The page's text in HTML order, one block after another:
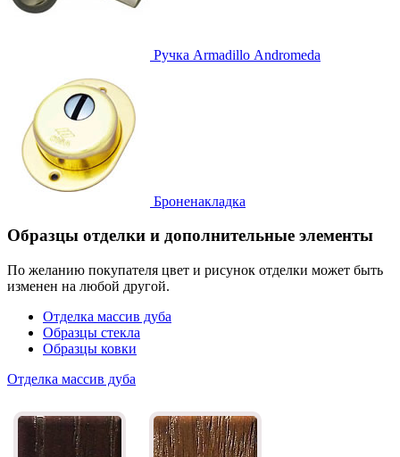
Ручка Armadillo Аndromeda
Броненакладка
Образцы отделки и дополнительные элементы
По желанию покупателя цвет и рисунок отделки может быть
изменен на любой другой.
Отделка массив дуба
Образцы стекла
Образцы ковки
Отделка массив дуба